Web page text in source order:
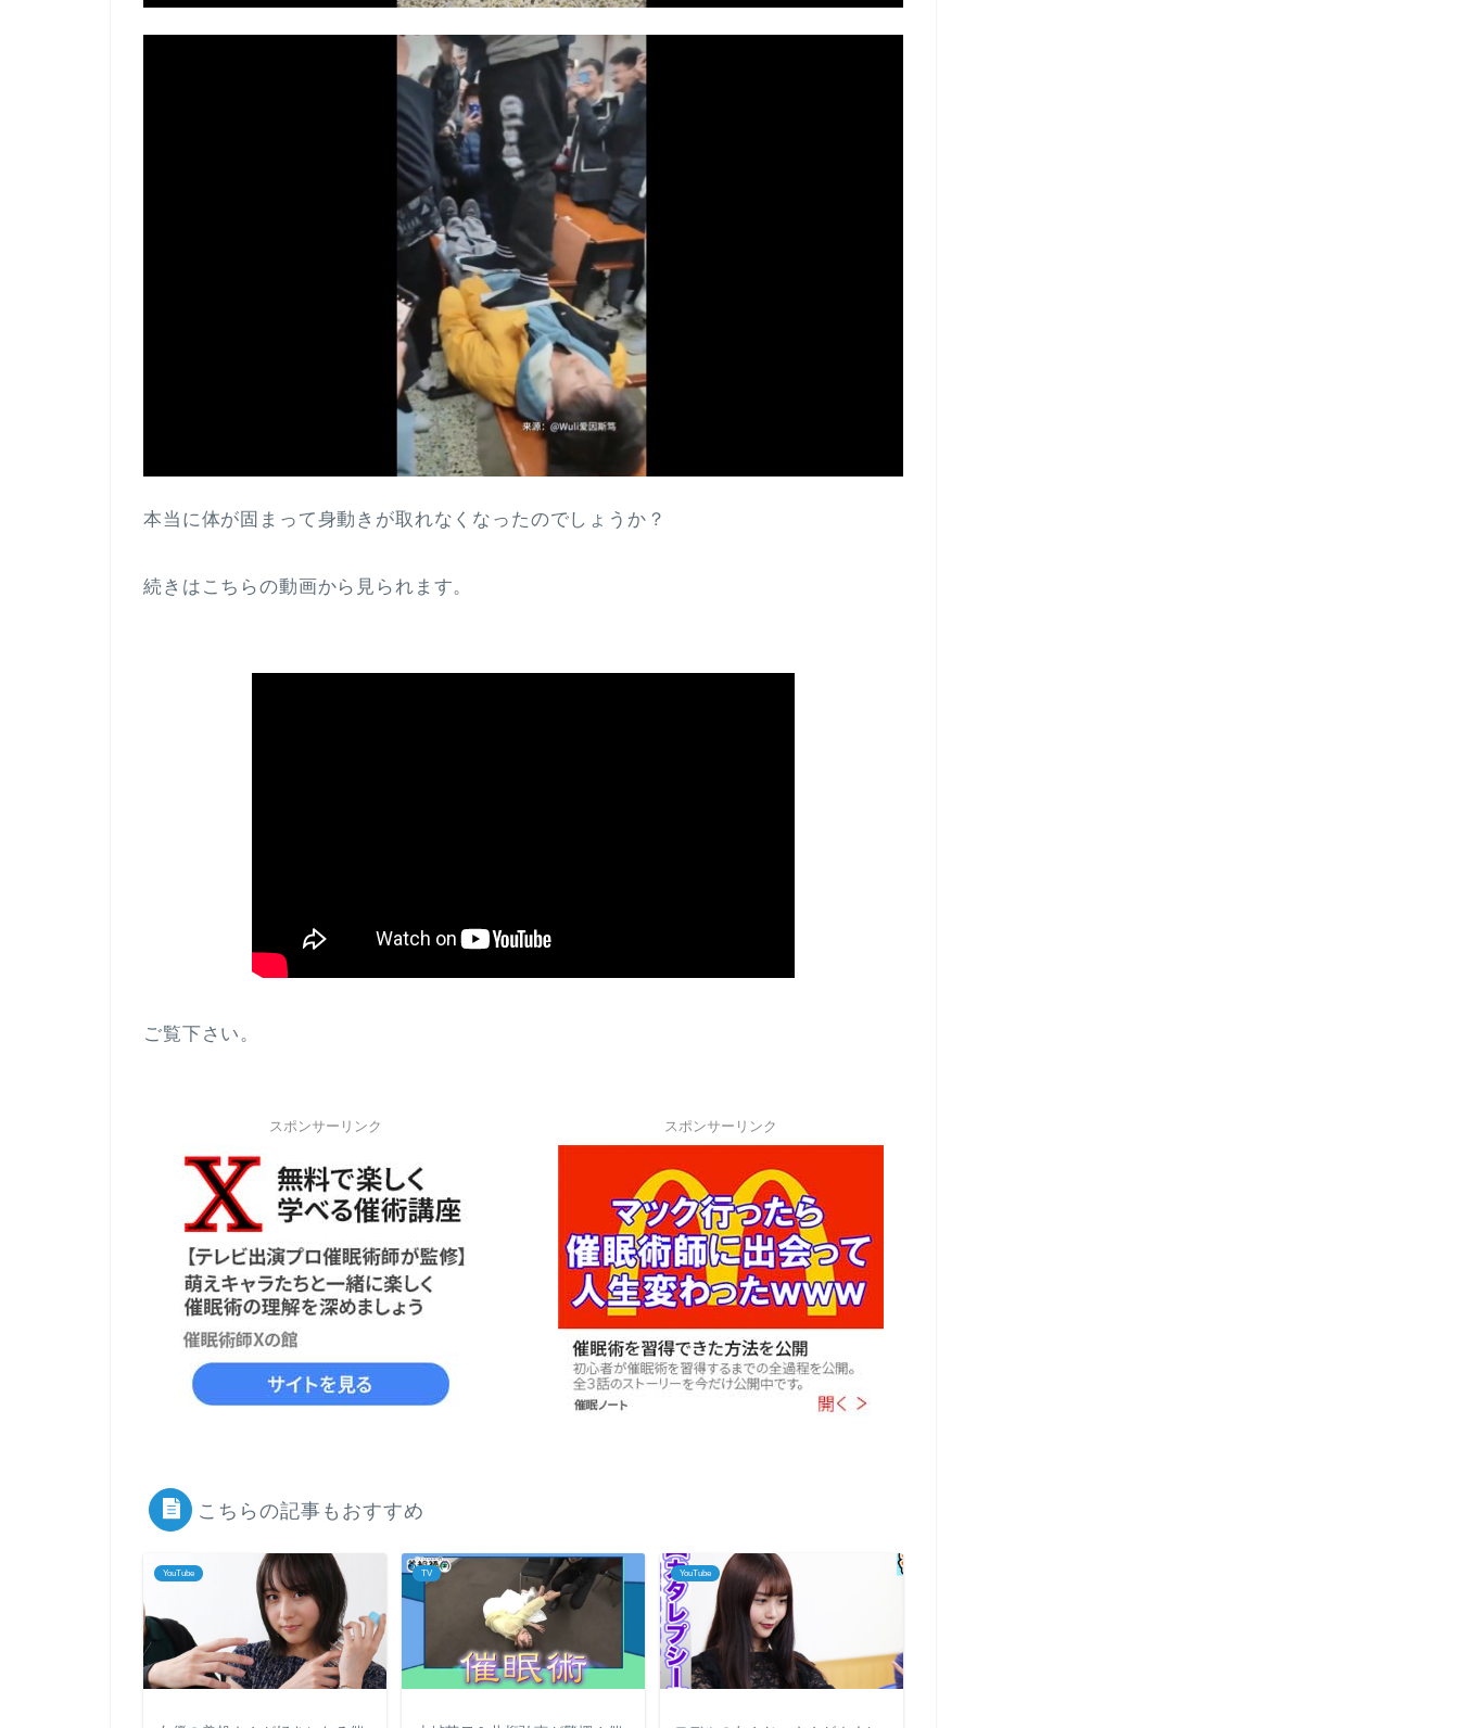
本当に体が固まって身動きが取れなくなったのでしょうか？
続きはこちらの動画から見られます。
ご覧下さい。
スポンサーリンク スポンサーリンク
こちらの記事もおすすめ
YouTube TV YouTube